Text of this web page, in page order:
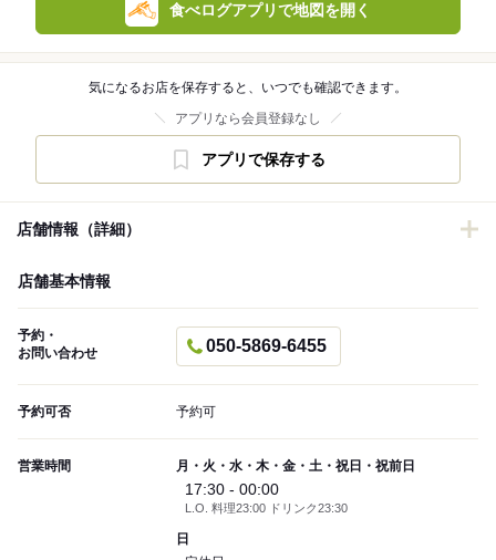
食べログアプリで地図を開く
気になるお店を保存すると、いつでも確認できます。
アプリなら会員登録なし
アプリで保存する
店舗情報（詳細）
店舗基本情報
予約・
お問い合わせ
050-5869-6455
予約可否 予約可
営業時間 月・火・水・木・金・土・祝日・祝前日
17:30 - 00:00
L.O. 料理23:00 ドリンク23:30
日